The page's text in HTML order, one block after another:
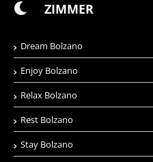
ZIMMER
Dream Bolzano
Enjoy Bolzano
Relax Bolzano
Rest Bolzano
Stay Bolzano